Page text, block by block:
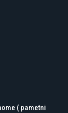
( pametni